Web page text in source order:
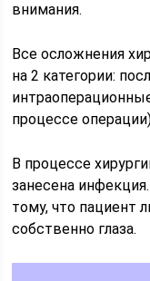
внимания.
Все осложнения
на 2 категории:
процессе
В процессе
занесена
тому, что пациент
собственно глаза.